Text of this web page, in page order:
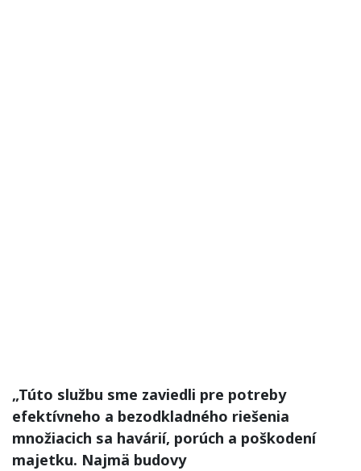
„Túto službu sme zaviedli pre potreby
efektívneho a bezodkladného riešenia
množiacich sa havárií, porúch a poškodení
majetku. Najmä budovy